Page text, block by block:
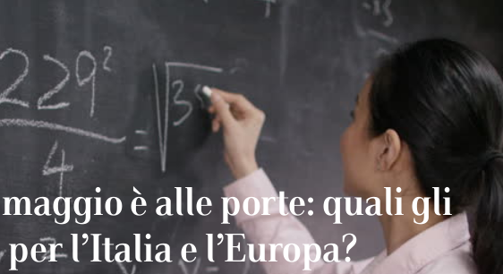
è alle porte: quali gli
l’Italia e l’Europa?